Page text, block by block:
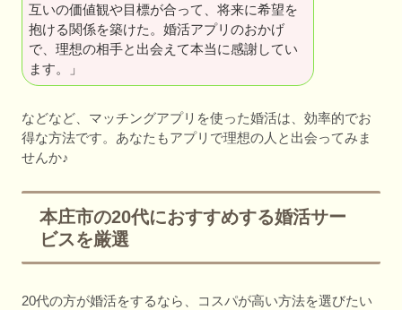
互いの価値観や目標が合って、将来に希望を
抱ける関係を築けた。婚活アプリのおかげ
で、理想の相手と出会えて本当に感謝してい
ます。」
などなど、マッチングアプリを使った婚活は、効率的でお
得な方法です。あなたもアプリで理想の人と出会ってみま
せんか♪
本庄市の20代におすすめする婚活サー
ビスを厳選
20代の方が婚活をするなら、コスパが高い方法を選びたい